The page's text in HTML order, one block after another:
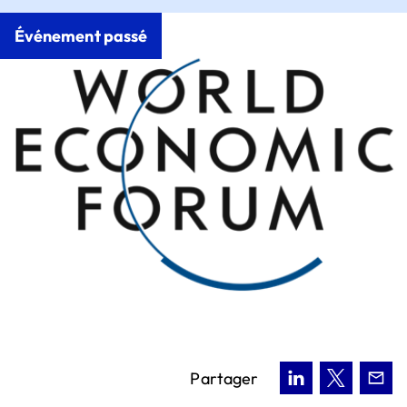
Conseil d'administration
Comité exécutif
Notre contribution à la transition
écologique
Nos 5 convictions employeur
Pourquoi choisir la France ?
Quels sont les secteurs clés pour investir ?
Comment s'implanter en France ?
Où s'implanter en France ?
Pourquoi choisir le V.I.E ?
Événement passé
Partager